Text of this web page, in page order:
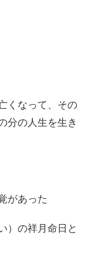
くなって、その
分の人生を生き
があった
）の祥月命日と